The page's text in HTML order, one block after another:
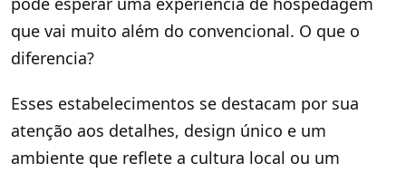
que vai muito além do convencional. O que o
diferencia?
Esses estabelecimentos se destacam por sua
atenção aos detalhes, design único e um
ambiente que reflete a cultura local ou um